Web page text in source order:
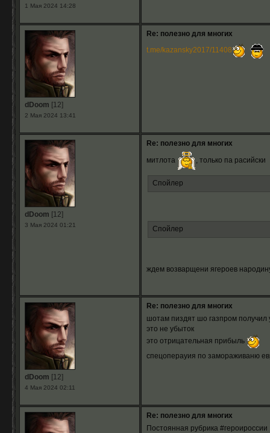
1 Мая 2024 14:28
dDoom [12]
2 Мая 2024 13:41
Re: полезно для многих
t.me/kazansky2017/11408
dDoom [12]
3 Мая 2024 01:21
Re: полезно для многих
митлота , только па расийски
Спойлер
Спойлер
ждем возварщени ягероев
dDoom [12]
4 Мая 2024 02:11
Re: полезно для многих
шотам пиздят шо газпром получил
это не убыток
это отрицательная прибыль
спецоперауия по замораживаню
Re: полезно для многих
Постоянная рубрика #героироссии